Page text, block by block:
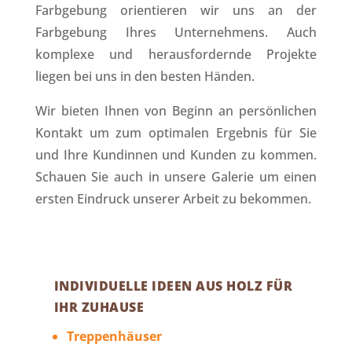
Farbgebung orientieren wir uns an der
Farbgebung Ihres Unternehmens. Auch
komplexe und herausfordernde Projekte
liegen bei uns in den besten Händen.
Wir bieten Ihnen von Beginn an persönlichen
Kontakt um zum optimalen Ergebnis für Sie
und Ihre Kundinnen und Kunden zu kommen.
Schauen Sie auch in unsere Galerie um einen
ersten Eindruck unserer Arbeit zu bekommen.
INDIVIDUELLE IDEEN AUS HOLZ FÜR
IHR ZUHAUSE
Treppenhäuser